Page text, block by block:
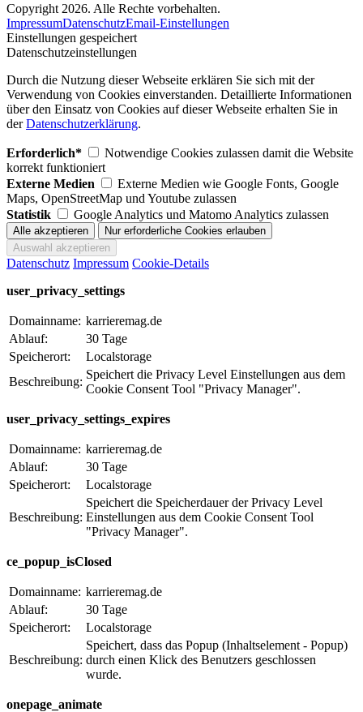
Copyright 2026. Alle Rechte vorbehalten.
ImpressumDatenschutzEmail-Einstellungen
Einstellungen gespeichert
Datenschutzeinstellungen
Durch die Nutzung dieser Webseite erklären Sie sich mit der
Verwendung von Cookies einverstanden. Detaillierte Informationen
über den Einsatz von Cookies auf dieser Webseite erhalten Sie in
derDatenschutzerklärung.
Erforderlich*
Notwendige Cookies zulassen damit die Website
korrekt funktioniert
Externe Medien
Externe Medien wie Google Fonts, Google
Maps, OpenStreetMap und Youtube zulassen
Statistik
Google Analytics und Matomo Analytics zulassen
Datenschutz Impressum Cookie-Details
user_privacy_settings
Domainname: karrieremag.de
Ablauf:
30 Tage
Speicherort:
Localstorage
Beschreibung:
Speichert die Privacy Level Einstellungen aus dem
Cookie Consent Tool "Privacy Manager".
user_privacy_settings_expires
Domainname: karrieremag.de
Ablauf:
30 Tage
Speicherort:
Localstorage
Beschreibung:
Speichert die Speicherdauer der Privacy Level
Einstellungen aus dem Cookie Consent Tool
"Privacy Manager".
ce_popup_isClosed
Domainname: karrieremag.de
Ablauf:
30 Tage
Speicherort:
Localstorage
Beschreibung:
Speichert, dass das Popup (Inhaltselement - Popup)
durch einen Klick des Benutzers geschlossen
wurde.
onepage_animate